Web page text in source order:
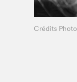
Crédits